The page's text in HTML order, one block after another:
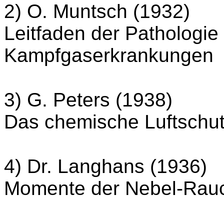
2) O. Muntsch (1932)
Leitfaden der
Kampfgaserkrankungen
3) G. Peters (1938)
Das chemische
4) Dr. Langhans (1936)
Momente der Nebel-